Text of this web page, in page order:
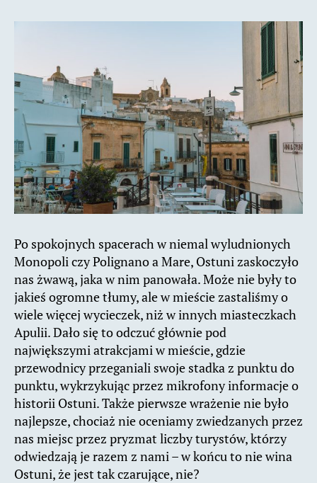
Po spokojnych spacerach w niemal wyludnionych
Monopoli czy Polignano a Mare, Ostuni zaskoczyło
nas żwawą, jaka w nim panowała. Może nie były to
jakieś ogromne tłumy, ale w mieście zastaliśmy o
wiele więcej wycieczek, niż w innych miasteczkach
Apulii. Dało się to odczuć głównie pod
największymi atrakcjami w mieście, gdzie
przewodnicy przeganiali swoje stadka z punktu do
punktu, wykrzykując przez mikrofony informacje o
historii Ostuni. Także pierwsze wrażenie nie było
najlepsze, chociaż nie oceniamy zwiedzanych przez
nas miejsc przez pryzmat liczby turystów, którzy
odwiedzają je razem z nami – w końcu to nie wina
Ostuni, że jest tak czarujące, nie?